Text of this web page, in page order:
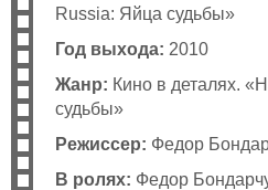
Russia: Яйца судьбы»
Год выхода: 2010
Жанр: Кино в деталях.
судьбы»
Режиссер: Федор
В ролях: Федор